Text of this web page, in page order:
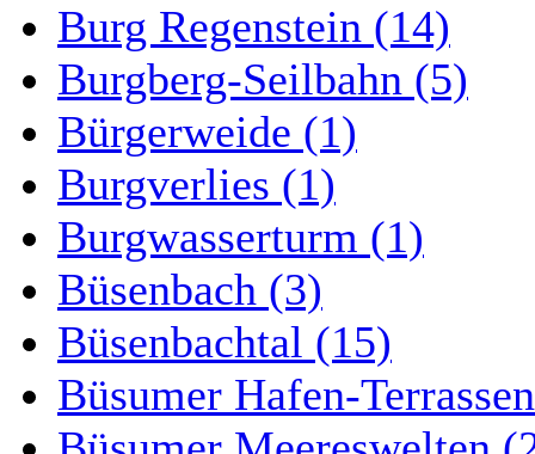
Burg Regenstein (14)
Burgberg-Seilbahn (5)
Bürgerweide (1)
Burgverlies (1)
Burgwasserturm (1)
Büsenbach (3)
Büsenbachtal (15)
Büsumer Hafen-